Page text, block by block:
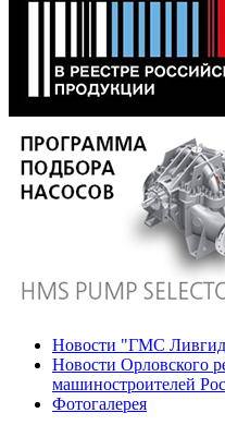
Новости "ГМС
Новости Орловского
машиностроителей
Фотогалерея